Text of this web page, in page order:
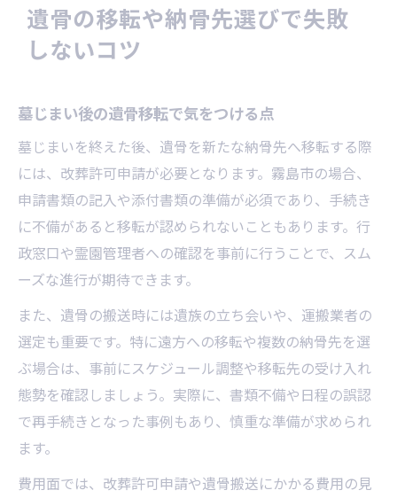
遺骨の移転や納骨先選びで失敗
しないコツ
墓じまい後の遺骨移転で気をつける点
墓じまいを終えた後、遺骨を新たな納骨先へ移転する際
には、改葬許可申請が必要となります。霧島市の場合、
申請書類の記入や添付書類の準備が必須であり、手続き
に不備があると移転が認められないこともあります。行
政窓口や霊園管理者への確認を事前に行うことで、スム
ーズな進行が期待できます。
また、遺骨の搬送時には遺族の立ち会いや、運搬業者の
選定も重要です。特に遠方への移転や複数の納骨先を選
ぶ場合は、事前にスケジュール調整や移転先の受け入れ
態勢を確認しましょう。実際に、書類不備や日程の誤認
で再手続きとなった事例もあり、慎重な準備が求められ
ます。
費用面では、改葬許可申請や遺骨搬送にかかる費用の見